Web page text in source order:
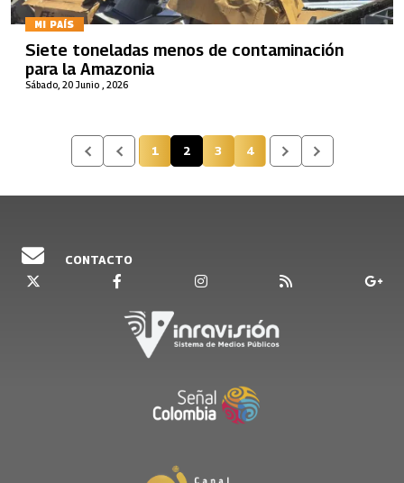
MI PAÍS
Sábado, 20 Junio , 2026
Siete toneladas menos de contaminación
para la Amazonia
Página
1 Página actual
2 Página
3 Página
4
CONTACTO